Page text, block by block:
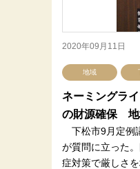
2020年09月11日
地域
ネーミングラ
の財源確保 地
下松市9月定例
が質問に立った
症対策で厳しさ